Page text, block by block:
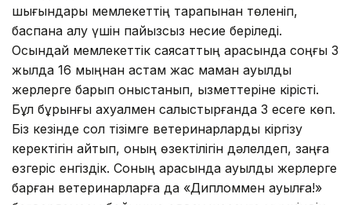
шығындары мемлекеттің тарапынан төленіп,
баспана алу үшін пайызсыз несие беріледі.
Осындай мемлекеттік саясаттың арқасында соңғы 3
жылда 16 мыңнан астам жас маман ауылдық
жерлерге барып қоныстанып, қызметтеріне кірісті.
Бұл бұрынғы ахуалмен салыстырғанда 3 есеге көп.
Біз кезінде сол тізімге ветеринарларды кіргізу
керектігін айтып, оның өзектілігін дәлелдеп, заңға
өзгеріс енгіздік. Соның арқасында ауылдық жерлерге
барған ветеринарларға да «Дипломмен ауылға!»